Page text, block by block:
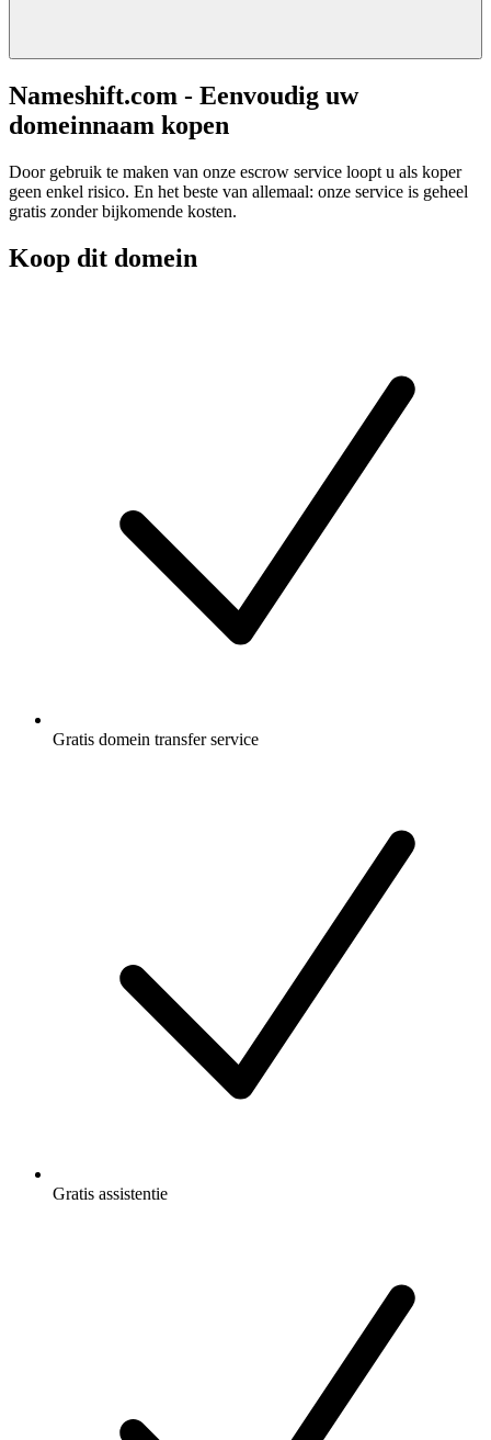
Nameshift.com - Eenvoudig uw
domeinnaam kopen
Door gebruik te maken van onze escrow service loopt u als koper
geen enkel risico. En het beste van allemaal: onze service is geheel
gratis zonder bijkomende kosten.
Koop dit domein
Gratis domein transfer service
Gratis assistentie